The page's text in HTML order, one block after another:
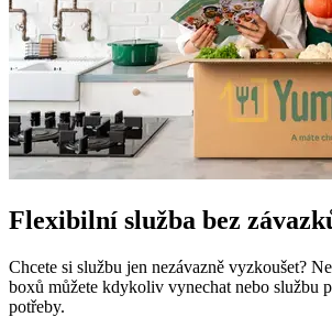
Flexibilní služba bez
Chcete si službu jen nezávazně vyzkoušet?
boxů můžete kdykoliv vynechat nebo službu
potřeby.